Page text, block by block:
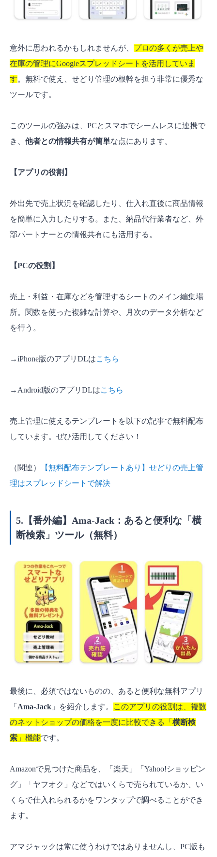
意外に思われるかもしれませんが、 プロの多くが売上や
在庫の管理にGoogleスプレッドシートを活用していま
す。無料で使え、せどり管理の根幹を担う非常に優秀な
ツールです。
このツールの強みは、PCとスマホでシームレスに連携で
き、 他者との情報共有が簡単な点にあります。
【アプリの役割】
外出先で売上状況を確認したり、仕入れ直後に商品情報
を簡単に入力したりする。また、納品代行業者など、外
部パートナーとの情報共有にも活用する。
【PCの役割】
売上・利益・在庫などを管理するシートのメイン編集場
所。関数を使った複雑な計算や、月次のデータ分析など
を行う。
→iPhone版のアプリDLはこちら
→Android版のアプリDLはこちら
売上管理に使えるテンプレートを以下の記事で無料配布
しています。ぜひ活用してください！
（関連）
【無料配布テンプレートあり】せどりの売上管
理はスプレッドシートで解決
5.【番外編】Ama-Jack：あると便利な「横
断検索」ツール（無料）
最後に、必須ではないものの、あると便利な無料アプリ
「 Ama-Jack 」を紹介します。
このアプリの役割は、複数
のネットショップの価格を一度に比較できる「 横断検
索 」機能です。
Amazonで見つけた商品を、「楽天」「Yahoo!ショッピン
グ」「ヤフオク」などではいくらで売られているか、い
くらで仕入れられるかをワンタップで調べることができ
ます。
アマジャックは常に使うわけではありませんし、PC版も